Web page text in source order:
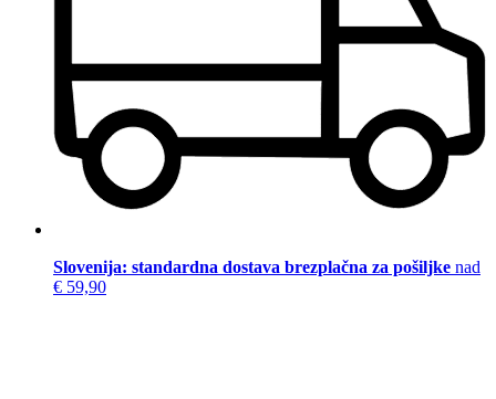
Slovenija: standardna dostava brezplačna za pošiljke nad
€ 59,90